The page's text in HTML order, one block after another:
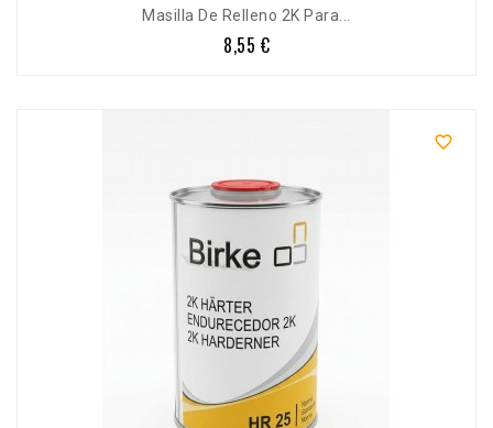
Masilla De Relleno 2K Para...
Precio
8,55 €
